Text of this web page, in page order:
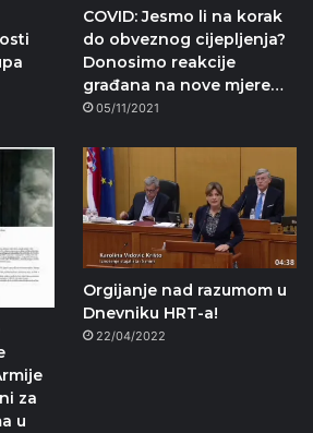
COVID: Jesmo li na korak
do obveznog cijepljenja?
Donosimo reakcije
građana na nove mjere…
05/11/2021
za
u
Orgijanje nad razumom u
Dnevniku HRT-a!
22/04/2022